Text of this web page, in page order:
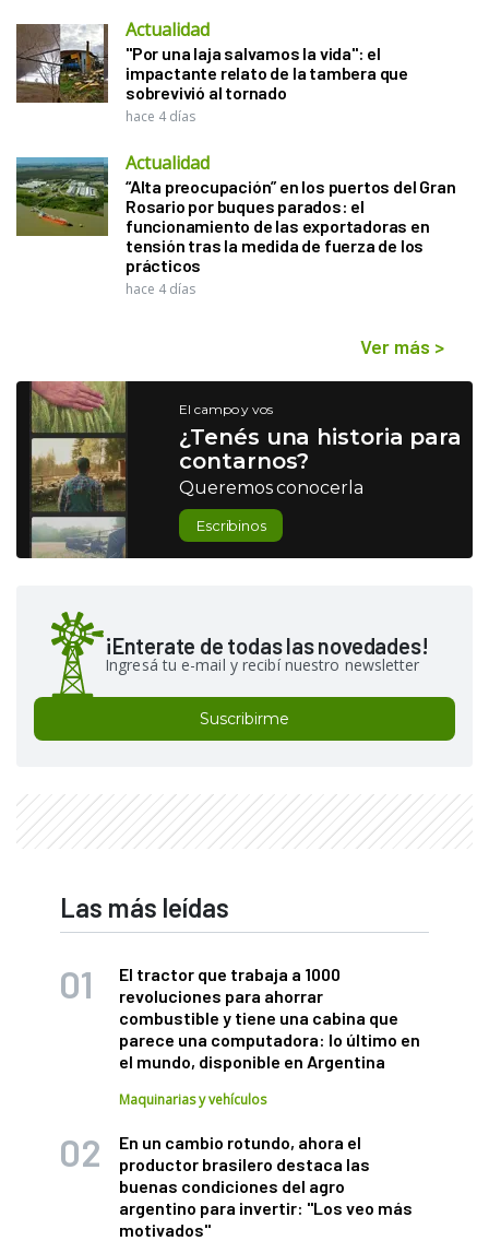
Actualidad
"Por una laja salvamos la vida": el
impactante relato de la tambera que
sobrevivió al tornado
hace 4 días
Actualidad
“Alta preocupación” en los puertos del Gran
Rosario por buques parados: el
funcionamiento de las exportadoras en
tensión tras la medida de fuerza de los
prácticos
hace 4 días
Ver más >
El campo y vos
¿Tenés una historia para
contarnos?
Queremos conocerla
Escribinos
¡Enterate de todas las novedades!
Ingresá tu e-mail y recibí nuestro newsletter
Suscribirme
Las más leídas
El tractor que trabaja a 1000
revoluciones para ahorrar
combustible y tiene una cabina que
parece una computadora: lo último en
el mundo, disponible en Argentina
Maquinarias y vehículos
En un cambio rotundo, ahora el
productor brasilero destaca las
buenas condiciones del agro
argentino para invertir: "Los veo más
motivados"